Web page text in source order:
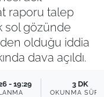
raporu talep
sol gözünde
olduğu iddia
dava açıldı.
- 19:29 3 DK
OKUNMA